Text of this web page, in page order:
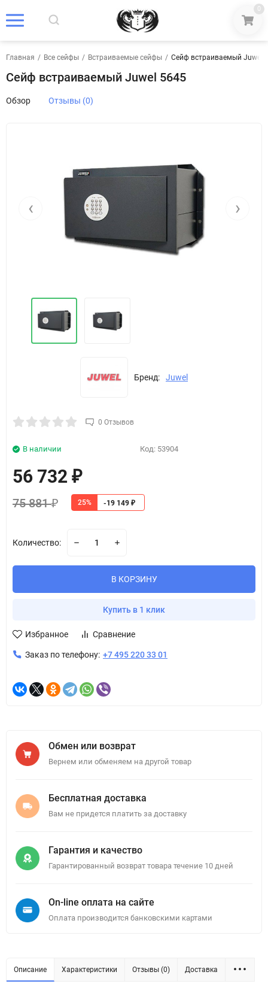
0
Главная / Все сейфы / Встраиваемые сейфы / Сейф встраиваемый Juwel
Сейф встраиваемый Juwel 5645
Обзор Отзывы (0)
‹ ›
Бренд: Juwel
0 Отзывов
В наличии Код: 53904
56 732 ₽
75 881₽ 25% -19 149 ₽
Количество:
В КОРЗИНУ
Купить в 1 клик
Избранное Сравнение
Заказ по телефону: +7 495 220 33 01
Обмен или возврат
Вернем или обменяем на другой товар
Бесплатная доставка
Вам не придется платить за доставку
Гарантия и качество
Гарантированный возврат товара течение 10 дней
On-line оплата на сайте
Оплата производится банковскими картами
Описание Характеристики Отзывы (0) Доставка